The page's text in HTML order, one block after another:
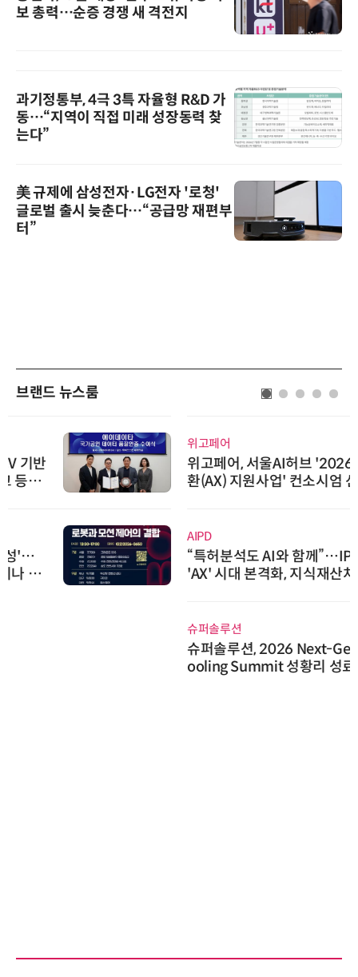
보 총력…순증 경쟁 새 격전지
과기정통부, 4극 3특 자율형 R&D 가
동…“지역이 직접 미래 성장동력 찾
는다”
美 규제에 삼성전자·LG전자 '로청'
글로벌 출시 늦춘다…“공급망 재편부
터”
브랜드 뉴스룸
위고페어, 서울AI허브 '2026 AI 전
환(AX) 지원사업' 컨소시엄 선정
“특허분석도 AI와 함께”…IP산업
'AX' 시대 본격화, 지식재산처 1호
AI IP데이터분석사 탄생
슈퍼솔루션, 2026 Next-Gen AI C